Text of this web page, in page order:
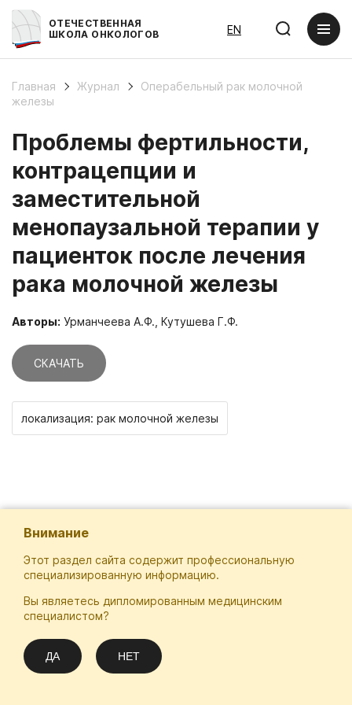
ОТЕЧЕСТВЕННАЯ
ШКОЛА ОНКОЛОГОВ
EN
Главная Журнал
Операбельный рак молочной
железы
Проблемы фертильности,
контрацепции и
заместительной
менопаузальной терапии у
пациенток после лечения
рака молочной железы
Авторы: Урманчеева А.Ф., Кутушева Г.Ф.
СКАЧАТЬ
локализация: рак молочной железы
Внимание
Этот раздел сайта содержит профессиональную
специализированную информацию.
Вы являетесь дипломированным медицинским
специалистом?
ДА НЕТ
Отечественная Школа Онкологов
Email
info@practical-oncology.ru